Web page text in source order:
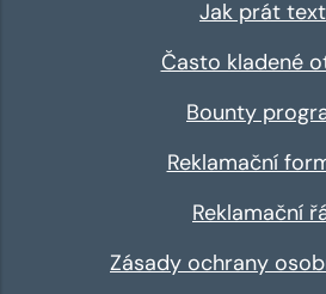
Jak prát
Často kladené
Bounty
Reklamační
Reklamační
Zásady ochrany